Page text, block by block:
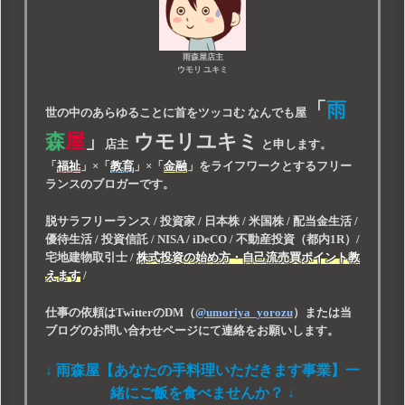
雨森屋店主
ウモリ ユキミ
世の中のあらゆることに首をツッコむ なんでも屋「 雨
森屋」 店主 ウモリユキミ
と申します。
「 福祉」 × 「 教育」 × 「 金融」 をライフワークとするフリー
ランスのブロガーです。
脱サラフリーランス / 投資家 / 日本株 / 米国株 / 配当金生活 /
優待生活 / 投資信託 / NISA / iDeCO / 不動産投資（都内1R）/
宅地建物取引士 / 株式投資の始め方・自己流売買ポイント教
えます/
仕事の依頼はTwitterのDM（@umoriya_yorozu）または当
ブログのお問い合わせページにて連絡をお願いします。
↓ 雨森屋【あなたの手料理いただきます事業】一
緒にご飯を食べませんか？ ↓